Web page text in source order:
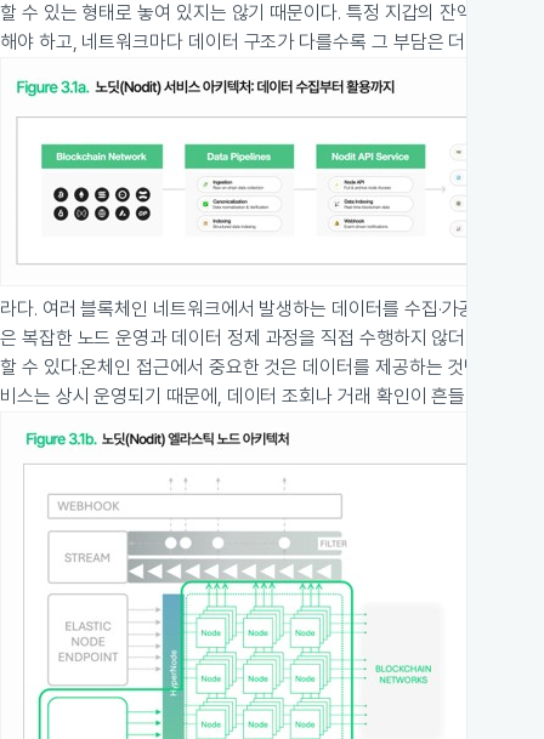
할 수 있는 형태로 놓여 있지는 않기 때문이다. 특정 지갑의 잔액이나
해야 하고, 네트워크마다 데이터 구조가 다를수록 그 부담은 더 커진다.
라다. 여러 블록체인 네트워크에서 발생하는 데이터를 수집·가공해 기
은 복잡한 노드 운영과 데이터 정제 과정을 직접 수행하지 않더라도, 운
할 수 있다.온체인 접근에서 중요한 것은 데이터를 제공하는 것만이 아
비스는 상시 운영되기 때문에, 데이터 조회나 거래 확인이 흔들리면 곧